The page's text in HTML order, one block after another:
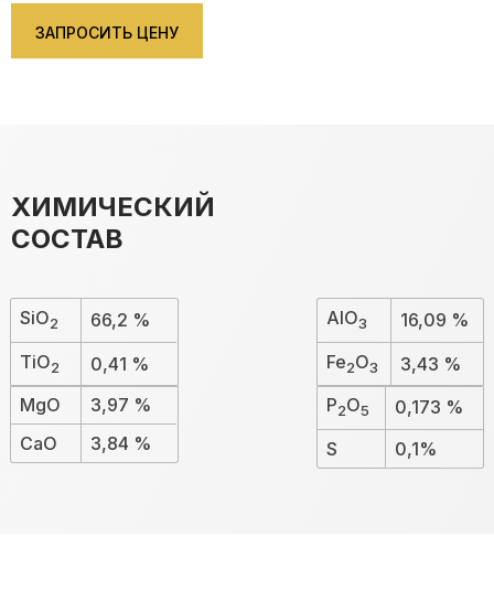
ЗАПРОСИТЬ ЦЕНУ
ХИМИЧЕСКИЙ
СОСТАВ
SiO2
66,2 %
TiO2 0,41 %
AlO3
16,09 %
Fe2O3
3,43 %
MgO
3,97 %
CaO
3,84 %
P2O5
0,173 %
S
0,1%